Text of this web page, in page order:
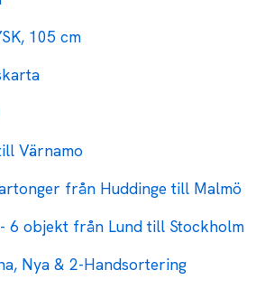
105 cm
Värnamo
från Huddinge till Malmö
6 objekt från Lund till Stockholm
Nya & 2-Handsortering